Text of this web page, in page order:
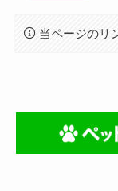
当ページのリ